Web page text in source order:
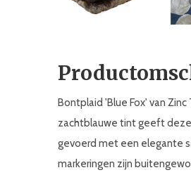
Bontplaid 'Blue Fox' van
zachtblauwe tint geeft
gevoerd met een elegante
markeringen zijn